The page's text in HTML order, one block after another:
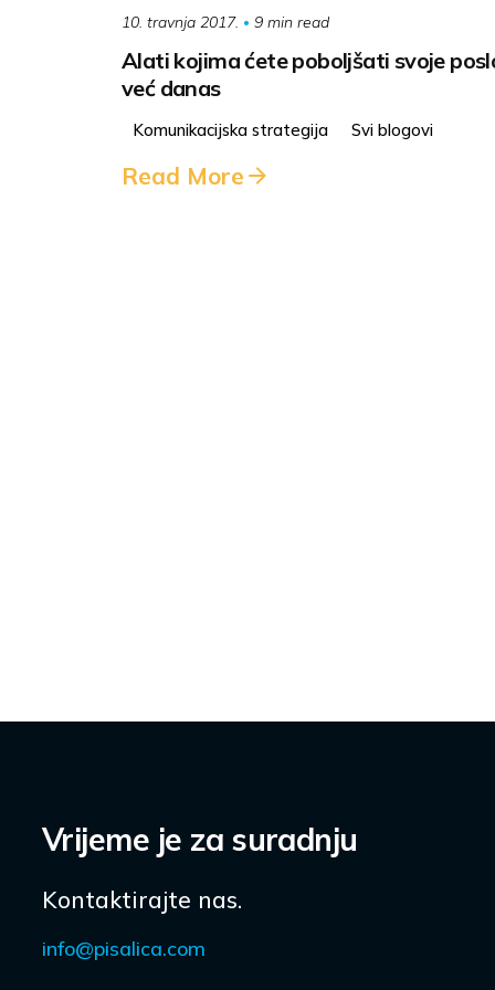
10. travnja 2017. 9 min read
Alati kojima ćete poboljšati svoje
već danas
Komunikacijska strategija Svi blogovi
Read More
Vrijeme je za suradnju
Kontaktirajte nas.
info@pisalica.com